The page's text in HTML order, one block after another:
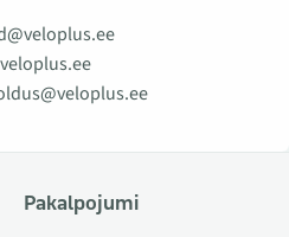
Pakalpojumi